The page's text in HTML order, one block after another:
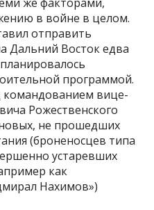
в войне в целом.
отправить
Дальний Восток едва
программой.
командованием вице-
Рожественского
не прошедших
(броненосцев типа
устаревших
как
Нахимов»)